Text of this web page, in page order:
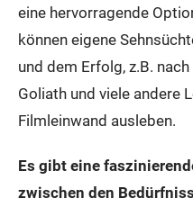
eine hervorragende
können eigene
und dem Erfolg, z.B.
Goliath und viele andere
Filmleinwand ausleben.
Es gibt eine
zwischen den